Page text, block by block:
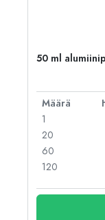
50 ml
Määrä
1
20
60
120